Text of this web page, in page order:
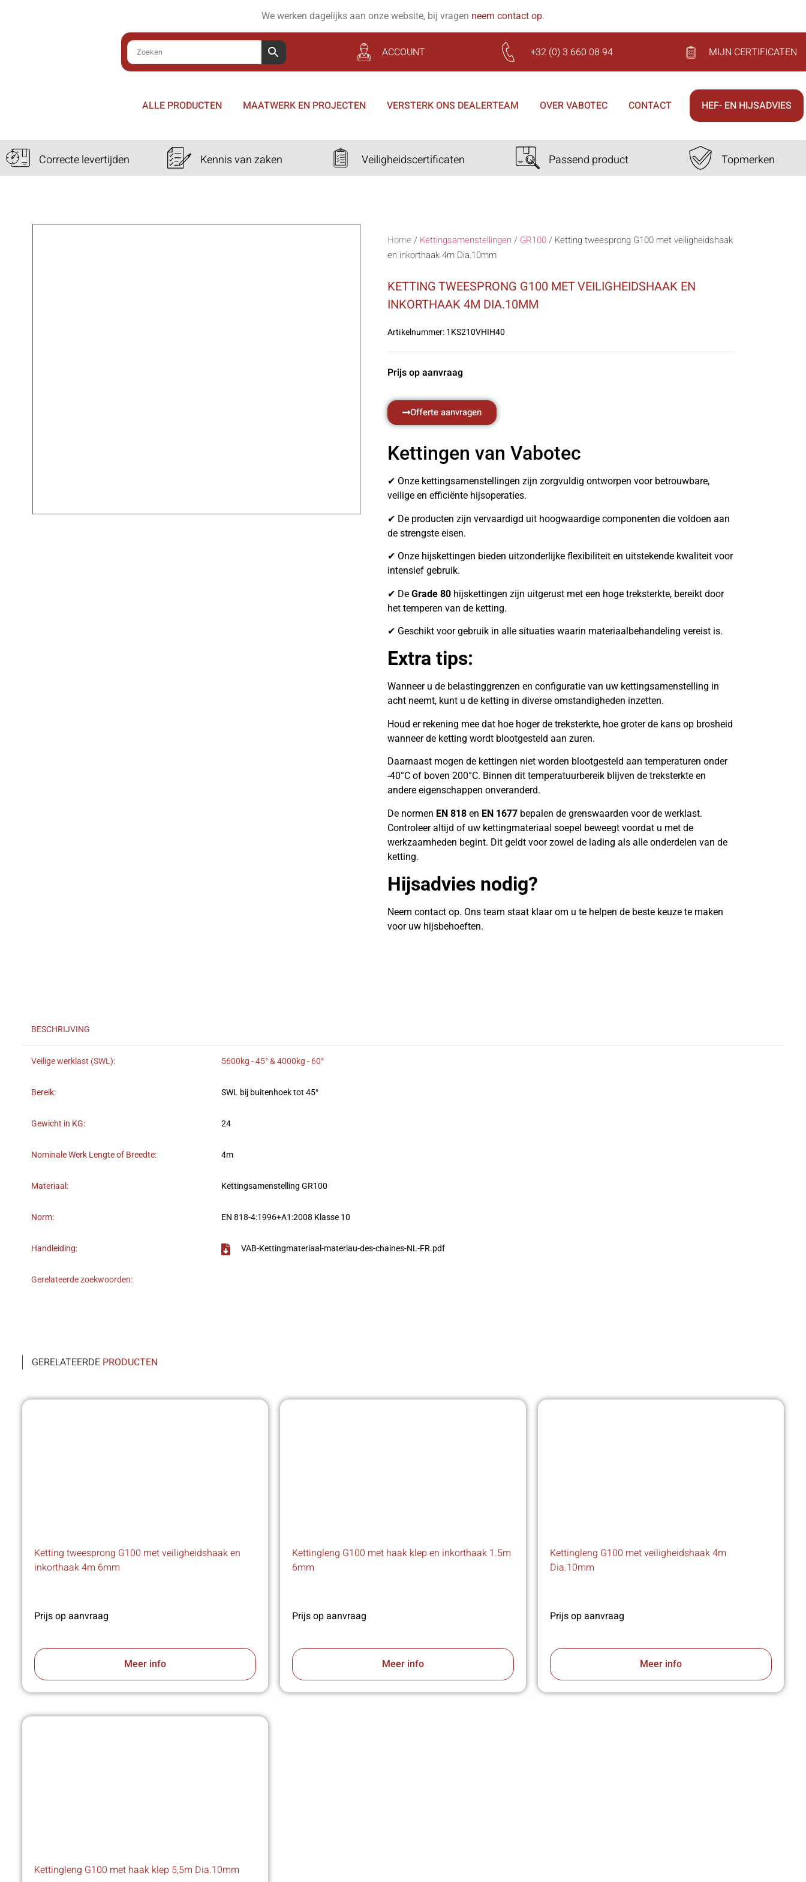
We werken dagelijks aan onze website, bij vragen neem contact op.
ACCOUNT +32 (0) 3 660 08 94 MIJN CERTIFICATEN
ALLE PRODUCTEN MAATWERK EN PROJECTEN VERSTERK ONS DEALERTEAM OVER VABOTEC CONTACT HEF- EN HIJSADVIES
Correcte levertijden Kennis van zaken Veiligheidscertificaten Passend product Topmerken
Home / Kettingsamenstellingen / GR100/ Ketting tweesprong G100 met veiligheidshaak
en inkorthaak 4m Dia.10mm
KETTING TWEESPRONG G100 MET VEILIGHEIDSHAAK EN
INKORTHAAK 4M DIA.10MM
Artikelnummer:1KS210VHIH40
Prijs op aanvraag
Offerte aanvragen
Kettingen van Vabotec
✔ Onze kettingsamenstellingen zijn zorgvuldig ontworpen voor betrouwbare,
veilige en efficiënte hijsoperaties.
✔ De producten zijn vervaardigd uit hoogwaardige componenten die voldoen aan
de strengste eisen.
✔ Onze hijskettingen bieden uitzonderlijke flexibiliteit en uitstekende kwaliteit voor
intensief gebruik.
✔ De Grade 80 hijskettingen zijn uitgerust met een hoge treksterkte, bereikt door
het temperen van de ketting.
✔ Geschikt voor gebruik in alle situaties waarin materiaalbehandeling vereist is.
Extra tips:
Wanneer u de belastinggrenzen en configuratie van uw kettingsamenstelling in
acht neemt, kunt u de ketting in diverse omstandigheden inzetten.
Houd er rekening mee dat hoe hoger de treksterkte, hoe groter de kans op brosheid
wanneer de ketting wordt blootgesteld aan zuren.
Daarnaast mogen de kettingen niet worden blootgesteld aan temperaturen onder
-40°C of boven 200°C. Binnen dit temperatuurbereik blijven de treksterkte en
andere eigenschappen onveranderd.
De normen EN 818 en EN 1677 bepalen de grenswaarden voor de werklast.
Controleer altijd of uw kettingmateriaal soepel beweegt voordat u met de
werkzaamheden begint. Dit geldt voor zowel de lading als alle onderdelen van de
ketting.
Hijsadvies nodig?
Neem contact op. Ons team staat klaar om u te helpen de beste keuze te maken
voor uw hijsbehoeften.
BESCHRIJVING
Veilige werklast (SWL): 5600kg - 45° & 4000kg - 60°
Bereik: SWL bij buitenhoek tot 45°
Gewicht in KG: 24
Nominale Werk Lengte of Breedte: 4m
Materiaal: Kettingsamenstelling GR100
Norm: EN 818-4:1996+A1:2008 Klasse 10
Handleiding: VAB-Kettingmateriaal-materiau-des-chaines-NL-FR.pdf
Gerelateerde zoekwoorden:
GERELATEERDE PRODUCTEN
Ketting tweesprong G100 met veiligheidshaak en
inkorthaak 4m 6mm
Prijs op aanvraag
Meer info
Kettingleng G100 met haak klep en inkorthaak 1.5m
6mm
Prijs op aanvraag
Meer info
Kettingleng G100 met veiligheidshaak 4m
Dia.10mm
Prijs op aanvraag
Meer info
Kettingleng G100 met haak klep 5,5m Dia.10mm